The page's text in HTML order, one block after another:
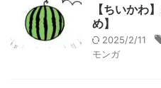
【ちいかわ
め】
2025/2/11
モンガ